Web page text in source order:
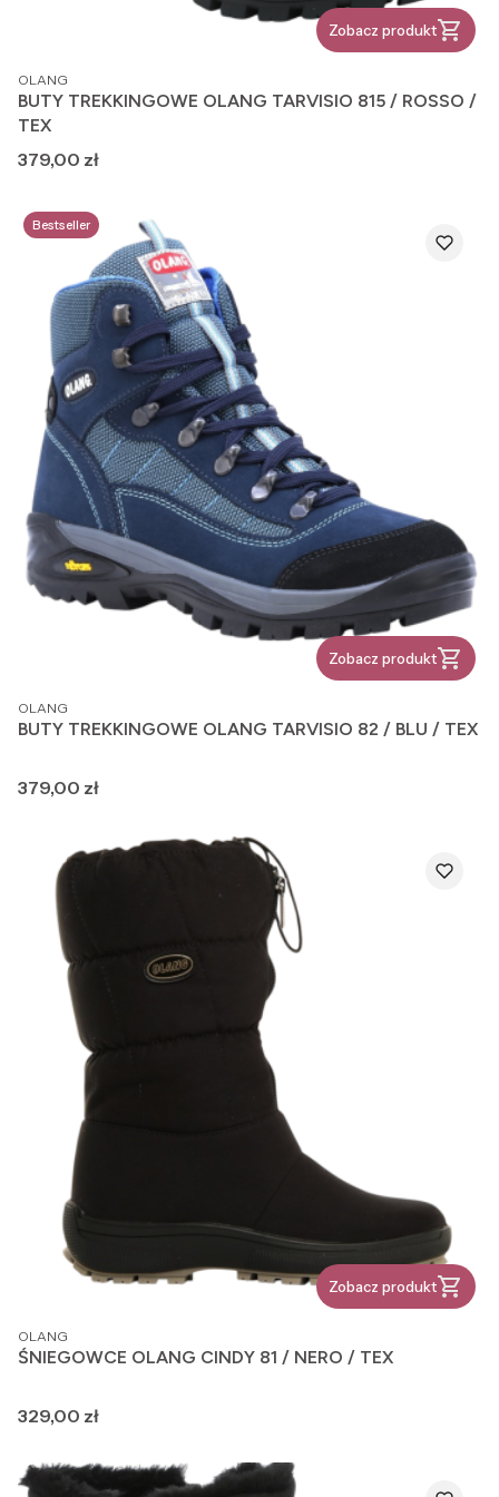
Zobacz produkt
PRODUCENT
OLANG
BUTY TREKKINGOWE OLANG TARVISIO 815 / ROSSO /
TEX
Cena
379,00 zł
Bestseller
Zobacz produkt
PRODUCENT
OLANG
BUTY TREKKINGOWE OLANG TARVISIO 82 / BLU / TEX
Cena
379,00 zł
Zobacz produkt
PRODUCENT
OLANG
ŚNIEGOWCE OLANG CINDY 81 / NERO / TEX
Cena
329,00 zł